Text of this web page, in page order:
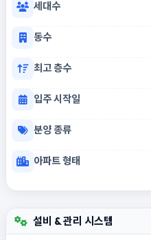
세대수
동수
최고 층수
입주 시작일
분양 종류
아파트 형태
설비 & 관리 시스템